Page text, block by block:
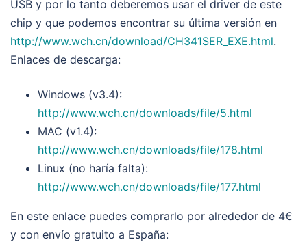
USB y por lo tanto deberemos usar el driver de este
chip y que podemos encontrar su última versión en
http://www.wch.cn/download/CH341SER_EXE.html.
Enlaces de descarga:
Windows (v3.4):
http://www.wch.cn/downloads/file/5.html
MAC (v1.4):
http://www.wch.cn/downloads/file/178.html
Linux (no haría falta):
http://www.wch.cn/downloads/file/177.html
En este enlace puedes comprarlo por alrededor de 4€
y con envío gratuito a España: